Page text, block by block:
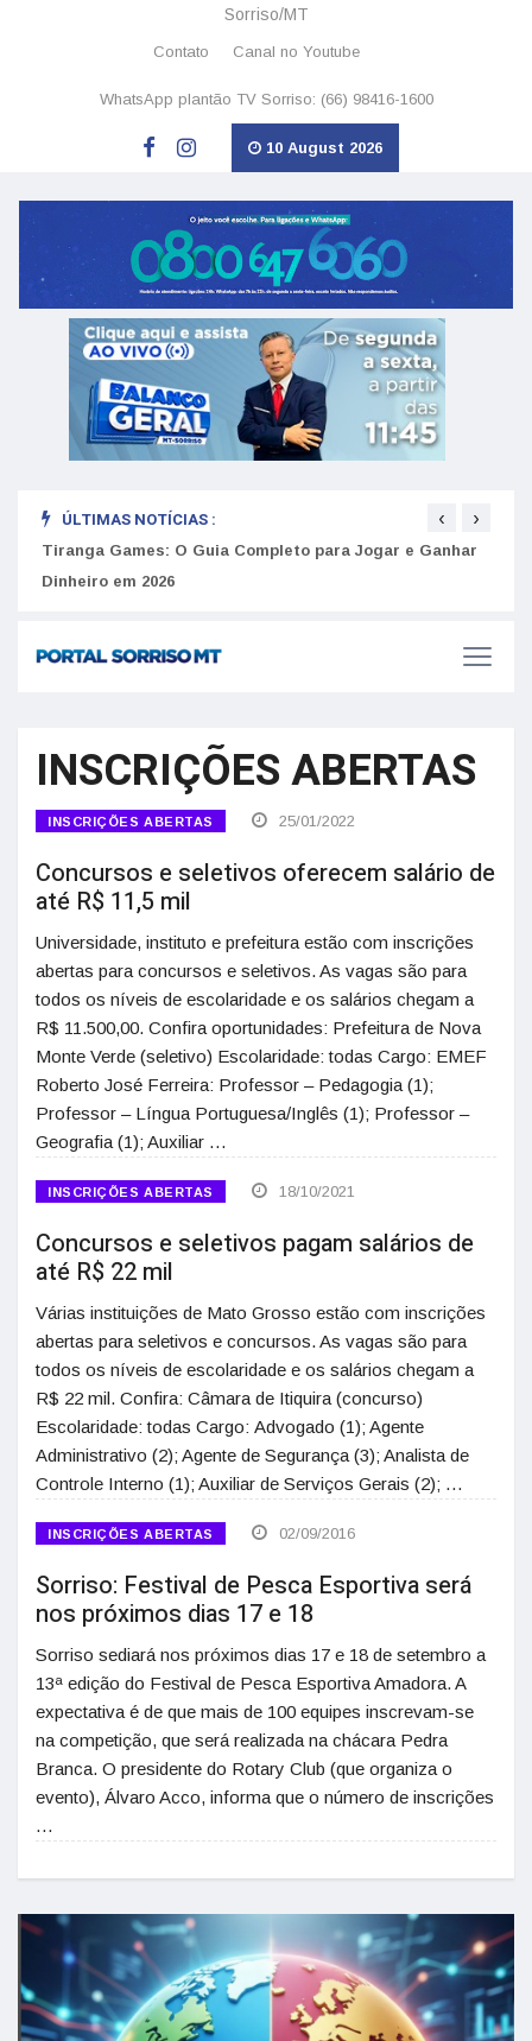
Sorriso/MT
Contato Canal no Youtube
WhatsApp plantão TV Sorriso: (66) 98416-1600
10 August 2026
ÚLTIMAS NOTÍCIAS :
Tiranga Games: O Guia Completo para Jogar e Ganhar
Dinheiro em 2026
‹ ›
INSCRIÇÕES ABERTAS
INSCRIÇÕES ABERTAS 25/01/2022
Concursos e seletivos oferecem salário de
até R$ 11,5 mil
Universidade, instituto e prefeitura estão com inscrições
abertas para concursos e seletivos. As vagas são para
todos os níveis de escolaridade e os salários chegam a
R$ 11.500,00. Confira oportunidades: Prefeitura de Nova
Monte Verde (seletivo) Escolaridade: todas Cargo: EMEF
Roberto José Ferreira: Professor – Pedagogia (1);
Professor – Língua Portuguesa/Inglês (1); Professor –
Geografia (1); Auxiliar …
INSCRIÇÕES ABERTAS 18/10/2021
Concursos e seletivos pagam salários de
até R$ 22 mil
Várias instituições de Mato Grosso estão com inscrições
abertas para seletivos e concursos. As vagas são para
todos os níveis de escolaridade e os salários chegam a
R$ 22 mil. Confira: Câmara de Itiquira (concurso)
Escolaridade: todas Cargo: Advogado (1); Agente
Administrativo (2); Agente de Segurança (3); Analista de
Controle Interno (1); Auxiliar de Serviços Gerais (2); …
INSCRIÇÕES ABERTAS 02/09/2016
Sorriso: Festival de Pesca Esportiva será
nos próximos dias 17 e 18
Sorriso sediará nos próximos dias 17 e 18 de setembro a
13ª edição do Festival de Pesca Esportiva Amadora. A
expectativa é de que mais de 100 equipes inscrevam-se
na competição, que será realizada na chácara Pedra
Branca. O presidente do Rotary Club (que organiza o
evento), Álvaro Acco, informa que o número de inscrições
…